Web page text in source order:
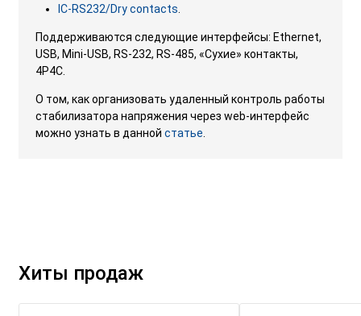
IC-RS232/Dry contacts
Поддерживаются следующие интерфейсы: Ethernet,
USB, Mini-USB, RS-232, RS-485, «Cухие» контакты,
4P4C.
О том, как организовать удаленный контроль работы
стабилизатора напряжения через web-интерфейс
можно узнать в данной статье
Хиты продаж